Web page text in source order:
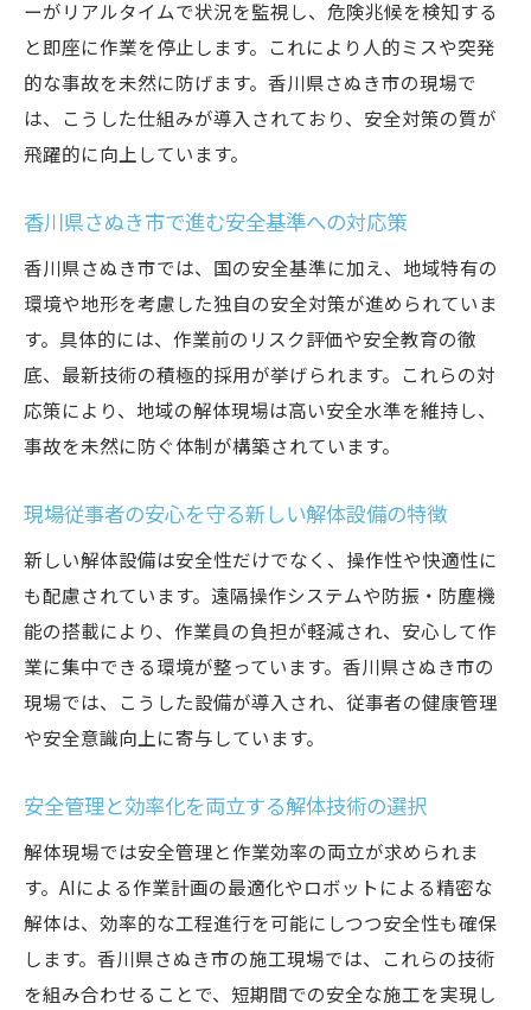
持続可能性を見据えた解体動向の読み解き
方
今後の発展を支える解体技術の挑戦と課題
ーがリアルタイムで状況を監視し、危険兆候を検知する
と即座に作業を停止します。これにより人的ミスや突発
的な事故を未然に防げます。香川県さぬき市の現場で
は、こうした仕組みが導入されており、安全対策の質が
飛躍的に向上しています。
香川県さぬき市で進む安全基準への対応策
香川県さぬき市では、国の安全基準に加え、地域特有の
環境や地形を考慮した独自の安全対策が進められていま
す。具体的には、作業前のリスク評価や安全教育の徹
底、最新技術の積極的採用が挙げられます。これらの対
応策により、地域の解体現場は高い安全水準を維持し、
事故を未然に防ぐ体制が構築されています。
現場従事者の安心を守る新しい解体設備の特徴
新しい解体設備は安全性だけでなく、操作性や快適性に
も配慮されています。遠隔操作システムや防振・防塵機
能の搭載により、作業員の負担が軽減され、安心して作
業に集中できる環境が整っています。香川県さぬき市の
現場では、こうした設備が導入され、従事者の健康管理
や安全意識向上に寄与しています。
安全管理と効率化を両立する解体技術の選択
解体現場では安全管理と作業効率の両立が求められま
す。AIによる作業計画の最適化やロボットによる精密な
解体は、効率的な工程進行を可能にしつつ安全性も確保
します。香川県さぬき市の施工現場では、これらの技術
を組み合わせることで、短期間での安全な施工を実現し